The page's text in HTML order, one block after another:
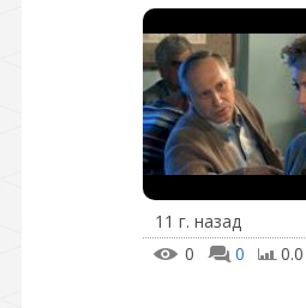
11 г. назад
0
0 0.0